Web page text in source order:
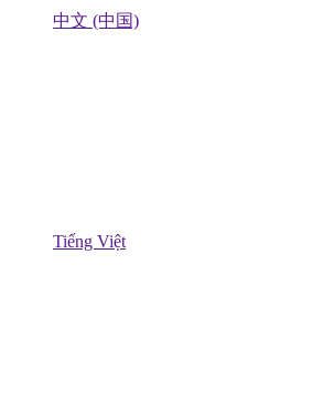
中文 (中国)
Tiếng Việt